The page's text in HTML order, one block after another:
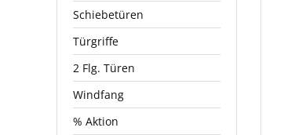
Schiebetüren
Türgriffe
2 Flg. Türen
Windfang
% Aktion